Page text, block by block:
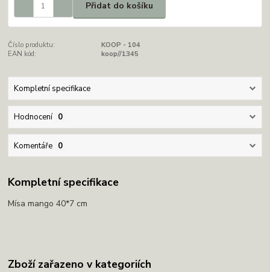
Přidat do košíku
Číslo produktu:
KOOP - 104
EAN kód:
koop//1345
Kompletní specifikace
Hodnocení 0
Komentáře 0
Kompletní specifikace
Mísa mango 40*7 cm
Zboží zařazeno v kategoriích